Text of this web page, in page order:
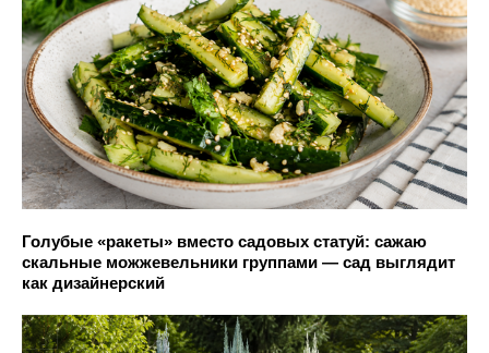
Голубые «ракеты» вместо садовых статуй: сажаю
скальные можжевельники группами — сад выглядит
как дизайнерский